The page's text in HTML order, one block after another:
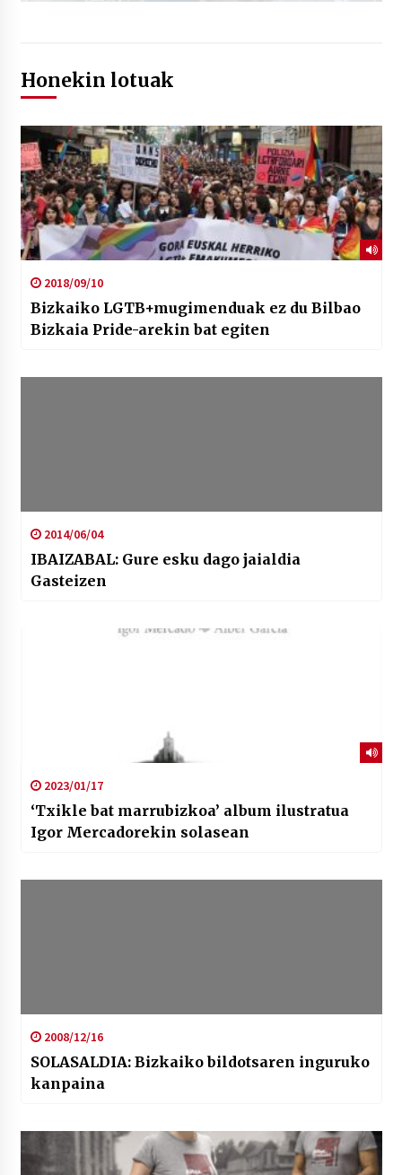
Honekin lotuak
2018/09/10
Bizkaiko LGTB+mugimenduak ez du Bilbao
Bizkaia Pride-arekin bat egiten
2014/06/04
IBAIZABAL: Gure esku dago jaialdia
Gasteizen
2023/01/17
‘Txikle bat marrubizkoa’ album ilustratua
Igor Mercadorekin solasean
2008/12/16
SOLASALDIA: Bizkaiko bildotsaren inguruko
kanpaina